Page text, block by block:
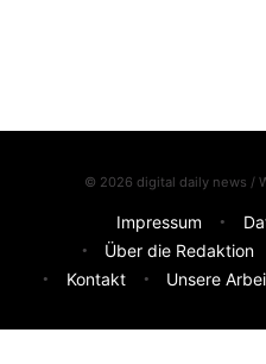
© 2026 digital daily news /
Impressum
Über die Redaktion
Kontakt
Unsere